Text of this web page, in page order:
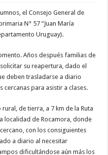
el Consejo General de
N° 57 “Juan María
Uruguay).
Años después familias de
su reapertura, dado el
deben trasladarse a diario
cercanas para asistir a clases.
de tierra, a 7 km de la Ruta
localidad de Rocamora, donde
con los consiguientes
a diario al necesitar
dificultándose aún más los